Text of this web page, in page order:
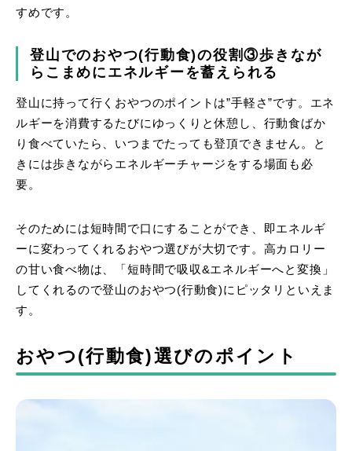
すめです。
登山でのおやつ(行動食)の役割③歩きなが
らこまめにエネルギーを蓄えられる
登山に持って行くおやつのポイントは”手軽さ”です。エネ
ルギーを消費するたびにゆっくりと休憩し、行動食ばか
り食べていたら、いつまでたっても登頂できません。と
きには歩きながらエネルギーチャージをする場面も必
要。
そのためには短時間で口にすることができ、即エネルギ
ーに変わってくれるおやつ選びが大切です。高カロリー
の甘い食べ物は、「短時間で吸収&エネルギーへと変換」
してくれるので登山のおやつ(行動食)にピッタリといえま
す。
おやつ(行動食)選びのポイント